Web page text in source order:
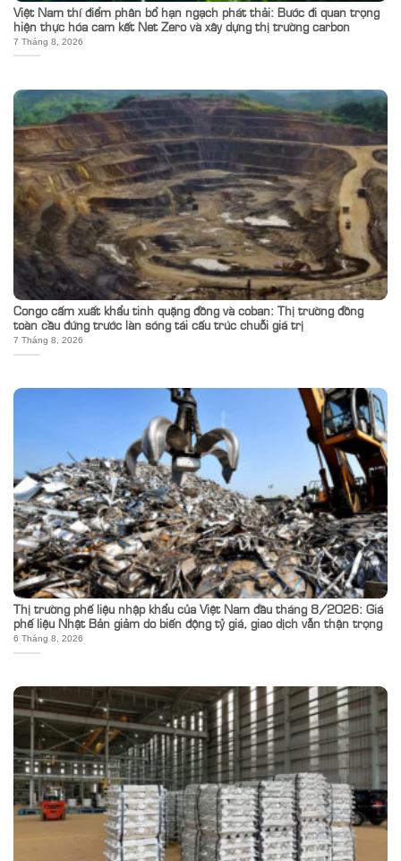
Việt Nam thí điểm phân bổ hạn ngạch phát thải: Bước đi quan trọng
hiện thực hóa cam kết Net Zero và xây dựng thị trường carbon
7 Tháng 8, 2026
Congo cấm xuất khẩu tinh quặng đồng và coban: Thị trường đồng
toàn cầu đứng trước làn sóng tái cấu trúc chuỗi giá trị
7 Tháng 8, 2026
Thị trường phế liệu nhập khẩu của Việt Nam đầu tháng 8/2026: Giá
phế liệu Nhật Bản giảm do biến động tỷ giá, giao dịch vẫn thận trọng
6 Tháng 8, 2026